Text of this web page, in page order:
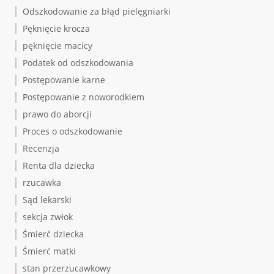
Odszkodowanie za błąd pielęgniarki
Pęknięcie krocza
pęknięcie macicy
Podatek od odszkodowania
Postępowanie karne
Postępowanie z noworodkiem
prawo do aborcji
Proces o odszkodowanie
Recenzja
Renta dla dziecka
rzucawka
Sąd lekarski
sekcja zwłok
Śmierć dziecka
Śmierć matki
stan przerzucawkowy